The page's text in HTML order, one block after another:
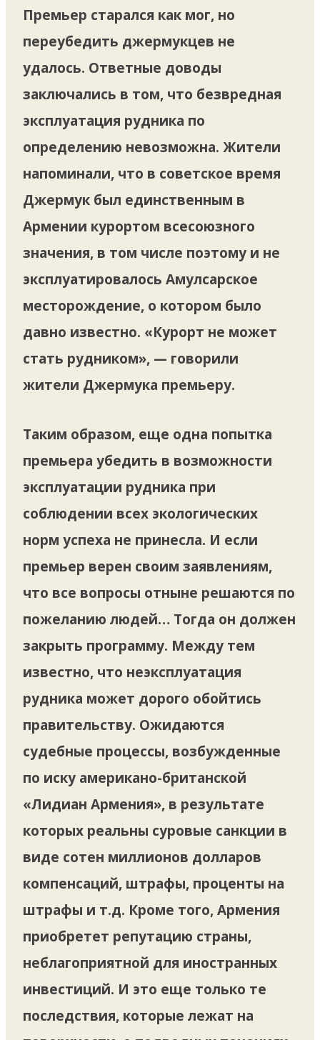
Премьер старался как мог, но
переубедить джермукцев не
удалось. Ответные доводы
заключались в том, что безвредная
эксплуатация рудника по
определению невозможна. Жители
напоминали, что в советское время
Джермук был единственным в
Армении курортом всесоюзного
значения, в том числе поэтому и не
эксплуатировалось Амулсарское
месторождение, о котором было
давно известно. «Курорт не может
стать рудником», — говорили
жители Джермука премьеру.
Таким образом, еще одна попытка
премьера убедить в возможности
эксплуатации рудника при
соблюдении всех экологических
норм успеха не принесла. И если
премьер верен своим заявлениям,
что все вопросы отныне решаются по
пожеланию людей… Тогда он должен
закрыть программу. Между тем
известно, что неэксплуатация
рудника может дорого обойтись
правительству. Ожидаются
судебные процессы, возбужденные
по иску американо-британской
«Лидиан Армения», в результате
которых реальны суровые санкции в
виде сотен миллионов долларов
компенсаций, штрафы, проценты на
штрафы и т.д. Кроме того, Армения
приобретет репутацию страны,
неблагоприятной для иностранных
инвестиций. И это еще только те
последствия, которые лежат на